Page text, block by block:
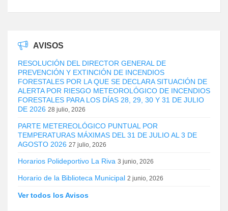
AVISOS
RESOLUCIÓN DEL DIRECTOR GENERAL DE
PREVENCIÓN Y EXTINCIÓN DE INCENDIOS
FORESTALES POR LA QUE SE DECLARA SITUACIÓN DE
ALERTA POR RIESGO METEOROLÓGICO DE INCENDIOS
FORESTALES PARA LOS DÍAS 28, 29, 30 Y 31 DE JULIO
DE 2026 28 julio, 2026
PARTE METEREOLÓGICO PUNTUAL POR
TEMPERATURAS MÁXIMAS DEL 31 DE JULIO AL 3 DE
AGOSTO 2026 27 julio, 2026
Horarios Polideportivo La Riva 3 junio, 2026
Horario de la Biblioteca Municipal 2 junio, 2026
Ver todos los Avisos